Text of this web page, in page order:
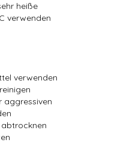
heiße
verwenden
verwenden
aggressiven